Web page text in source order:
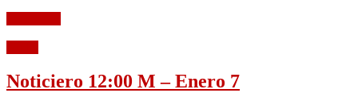
Noticiero 12:00 M – Enero 7